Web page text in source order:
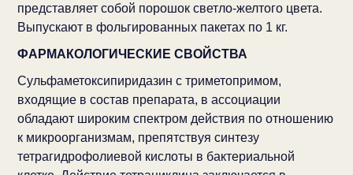
представляет собой порошок светло-желтого цвета.
Выпускают в фольгированных пакетах по 1 кг.
ФАРМАКОЛОГИЧЕСКИЕ СВОЙСТВА
Сульфаметоксипиридазин с триметопримом,
входящие в состав препарата, в ассоциации
обладают широким спектром действия по отношению
к микроорганизмам, препятствуя синтезу
тетрагидрофолиевой кислоты в бактериальной